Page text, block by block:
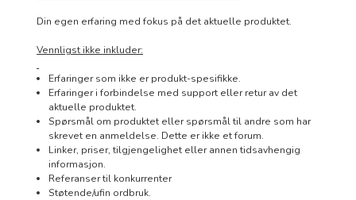
Din egen erfaring med fokus på det aktuelle produktet.
Vennligst ikke inkluder:
Erfaringer som ikke er produkt-spesifikke.
Erfaringer i forbindelse med support eller retur av det
aktuelle produktet.
Spørsmål om produktet eller spørsmål til andre som har
skrevet en anmeldelse. Dette er ikke et forum.
Linker, priser, tilgjengelighet eller annen tidsavhengig
informasjon.
Referanser til konkurrenter
Støtende/ufin ordbruk.